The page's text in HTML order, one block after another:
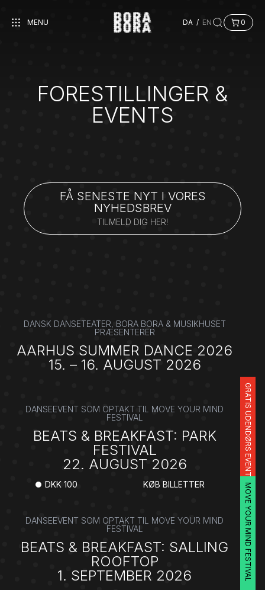
MENU DA / EN 0
FORESTILLINGER &
EVENTS
FÅ SENESTE NYT I VORES
NYHEDSBREV
TILMELD DIG HER!
DANSK DANSETEATER, BORA BORA & MUSIKHUSET
PRÆSENTERER
AARHUS SUMMER DANCE 2026
15. – 16. AUGUST 2026
GRATIS UDENDØRS EVENT
DANSEEVENT SOM OPTAKT TIL MOVE YOUR MIND
FESTIVAL
BEATS & BREAKFAST: PARK
FESTIVAL
22. AUGUST 2026
MOVE YOUR MIND FESTIVAL
DKK 100 KØB BILLETTER
DANSEEVENT SOM OPTAKT TIL MOVE YOUR MIND
FESTIVAL
BEATS & BREAKFAST: SALLING
ROOFTOP
1. SEPTEMBER 2026